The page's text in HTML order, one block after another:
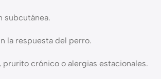
subcutánea.
la respuesta del perro.
crónico o alergias estacionales.